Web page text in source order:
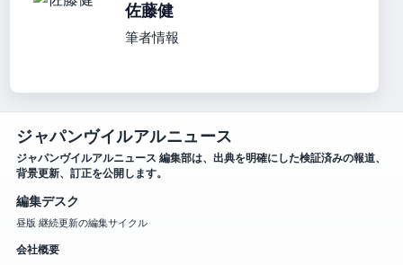
佐藤健
筆者情報
ジャパンヴイルアルニュース
ジャパンヴイルアルニュース 編集部は、出典を明確にした検証済みの報道、
背景更新、訂正を公開します。
編集デスク
昼版 継続更新の編集サイクル
会社概要